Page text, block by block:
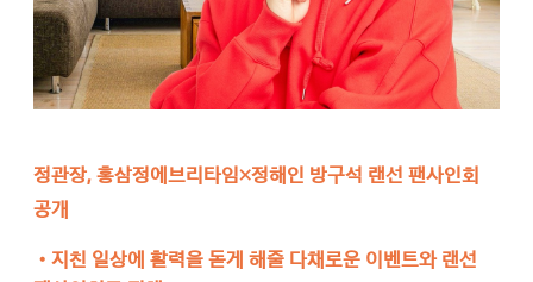
정관장, 홍삼정에브리타임×정해인 방구석 랜선 팬사인회
공개
• 지친 일상에 활력을 돋게 해줄 다채로운 이벤트와 랜선